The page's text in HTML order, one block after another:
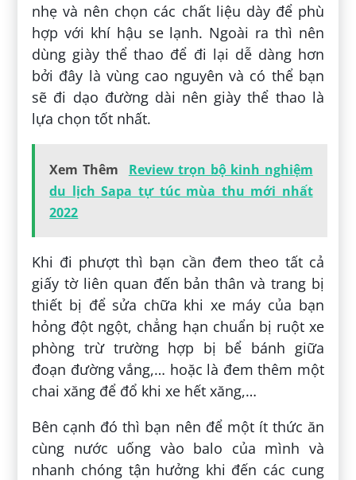
nhẹ và nên chọn các chất liệu dày để phù
hợp với khí hậu se lạnh. Ngoài ra thì nên
dùng giày thể thao để đi lại dễ dàng hơn
bởi đây là vùng cao nguyên và có thể bạn
sẽ đi dạo đường dài nên giày thể thao là
lựa chọn tốt nhất.
Xem Thêm
Review trọn bộ kinh nghiệm
du lịch Sapa tự túc mùa thu mới nhất
2022
Khi đi phượt thì bạn cần đem theo tất cả
giấy tờ liên quan đến bản thân và trang bị
thiết bị để sửa chữa khi xe máy của bạn
hỏng đột ngột, chẳng hạn chuẩn bị ruột xe
phòng trừ trường hợp bị bể bánh giữa
đoạn đường vắng,… hoặc là đem thêm một
chai xăng để đổ khi xe hết xăng,…
Bên cạnh đó thì bạn nên để một ít thức ăn
cùng nước uống vào balo của mình và
nhanh chóng tận hưởng khi đến các cung